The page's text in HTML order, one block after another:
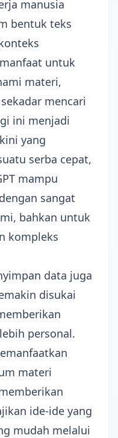
manusia
bentuk teks
untuk
materi,
mencari
ini menjadi
yang
serba cepat,
mampu
sangat
bahkan untuk
kompleks
data juga
disukai
personal.
materi
ide-ide yang
mudah melalui